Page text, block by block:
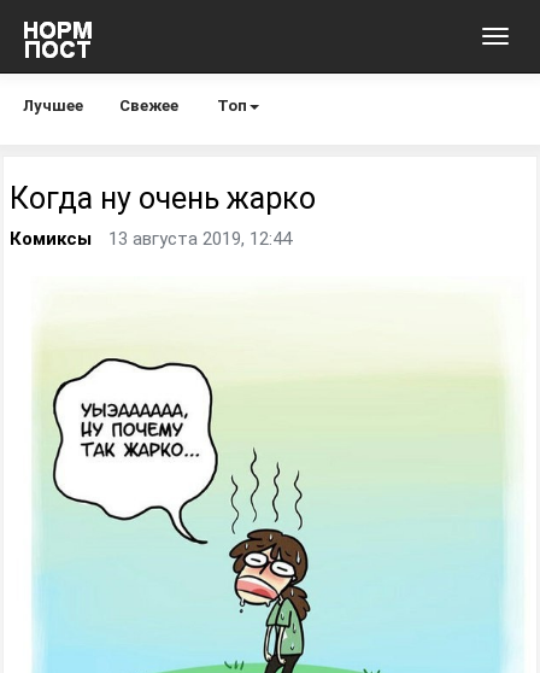
Лучшее Свежее Топ
Когда ну очень жарко
Комиксы 13 августа 2019, 12:44